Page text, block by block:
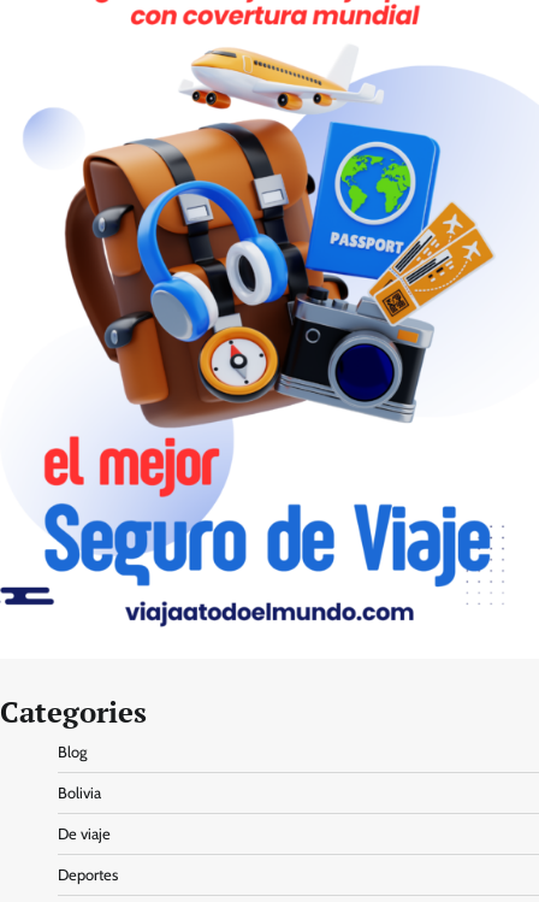
Categories
Blog
Bolivia
De viaje
Deportes